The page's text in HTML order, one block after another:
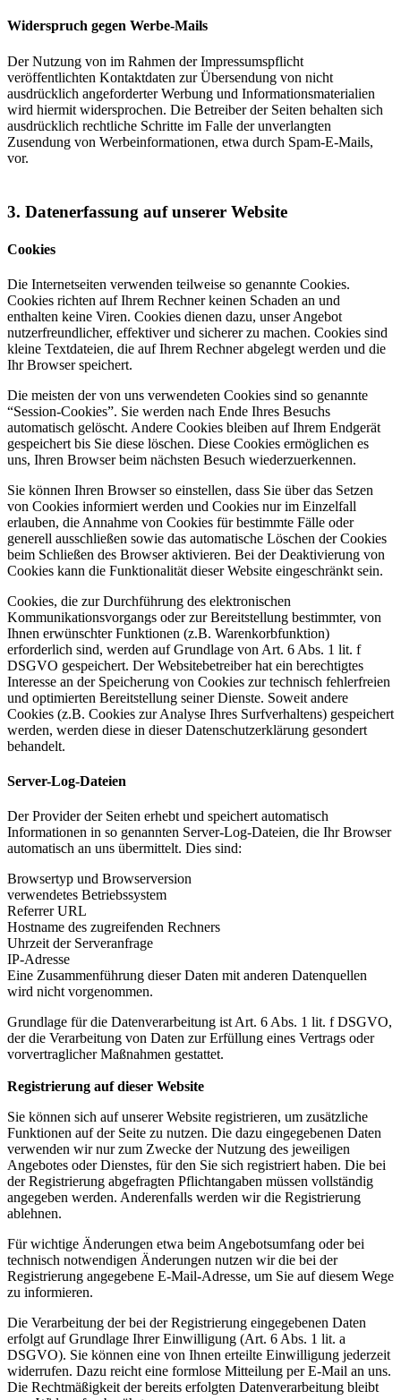
Widerspruch gegen Werbe-Mails
Der Nutzung von im Rahmen der Impressumspflicht
veröffentlichten Kontaktdaten zur Übersendung von nicht
ausdrücklich angeforderter Werbung und Informationsmaterialien
wird hiermit widersprochen. Die Betreiber der Seiten behalten sich
ausdrücklich rechtliche Schritte im Falle der unverlangten
Zusendung von Werbeinformationen, etwa durch Spam-E-Mails,
vor.
3. Datenerfassung auf unserer Website
Cookies
Die Internetseiten verwenden teilweise so genannte Cookies.
Cookies richten auf Ihrem Rechner keinen Schaden an und
enthalten keine Viren. Cookies dienen dazu, unser Angebot
nutzerfreundlicher, effektiver und sicherer zu machen. Cookies sind
kleine Textdateien, die auf Ihrem Rechner abgelegt werden und die
Ihr Browser speichert.
Die meisten der von uns verwendeten Cookies sind so genannte
“Session-Cookies”. Sie werden nach Ende Ihres Besuchs
automatisch gelöscht. Andere Cookies bleiben auf Ihrem Endgerät
gespeichert bis Sie diese löschen. Diese Cookies ermöglichen es
uns, Ihren Browser beim nächsten Besuch wiederzuerkennen.
Sie können Ihren Browser so einstellen, dass Sie über das Setzen
von Cookies informiert werden und Cookies nur im Einzelfall
erlauben, die Annahme von Cookies für bestimmte Fälle oder
generell ausschließen sowie das automatische Löschen der Cookies
beim Schließen des Browser aktivieren. Bei der Deaktivierung von
Cookies kann die Funktionalität dieser Website eingeschränkt sein.
Cookies, die zur Durchführung des elektronischen
Kommunikationsvorgangs oder zur Bereitstellung bestimmter, von
Ihnen erwünschter Funktionen (z.B. Warenkorbfunktion)
erforderlich sind, werden auf Grundlage von Art. 6 Abs. 1 lit. f
DSGVO gespeichert. Der Websitebetreiber hat ein berechtigtes
Interesse an der Speicherung von Cookies zur technisch fehlerfreien
und optimierten Bereitstellung seiner Dienste. Soweit andere
Cookies (z.B. Cookies zur Analyse Ihres Surfverhaltens) gespeichert
werden, werden diese in dieser Datenschutzerklärung gesondert
behandelt.
Server-Log-Dateien
Der Provider der Seiten erhebt und speichert automatisch
Informationen in so genannten Server-Log-Dateien, die Ihr Browser
automatisch an uns übermittelt. Dies sind:
Browsertyp und Browserversion
verwendetes Betriebssystem
Referrer URL
Hostname des zugreifenden Rechners
Uhrzeit der Serveranfrage
IP-Adresse
Eine Zusammenführung dieser Daten mit anderen Datenquellen
wird nicht vorgenommen.
Grundlage für die Datenverarbeitung ist Art. 6 Abs. 1 lit. f DSGVO,
der die Verarbeitung von Daten zur Erfüllung eines Vertrags oder
vorvertraglicher Maßnahmen gestattet.
Registrierung auf dieser Website
Sie können sich auf unserer Website registrieren, um zusätzliche
Funktionen auf der Seite zu nutzen. Die dazu eingegebenen Daten
verwenden wir nur zum Zwecke der Nutzung des jeweiligen
Angebotes oder Dienstes, für den Sie sich registriert haben. Die bei
der Registrierung abgefragten Pflichtangaben müssen vollständig
angegeben werden. Anderenfalls werden wir die Registrierung
ablehnen.
Für wichtige Änderungen etwa beim Angebotsumfang oder bei
technisch notwendigen Änderungen nutzen wir die bei der
Registrierung angegebene E-Mail-Adresse, um Sie auf diesem Wege
zu informieren.
Die Verarbeitung der bei der Registrierung eingegebenen Daten
erfolgt auf Grundlage Ihrer Einwilligung (Art. 6 Abs. 1 lit. a
DSGVO). Sie können eine von Ihnen erteilte Einwilligung jederzeit
widerrufen. Dazu reicht eine formlose Mitteilung per E-Mail an uns.
Die Rechtmäßigkeit der bereits erfolgten Datenverarbeitung bleibt